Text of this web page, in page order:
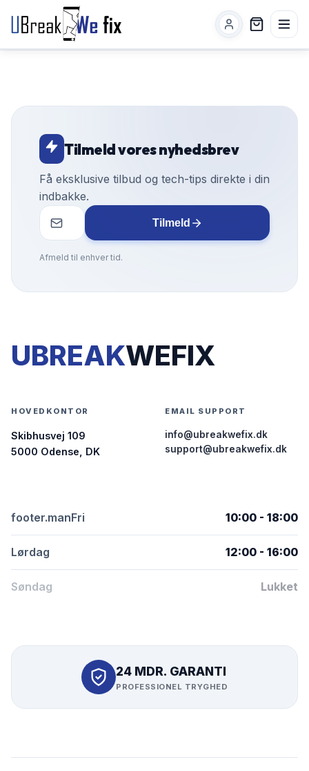
Tilmeld vores nyhedsbrev
Få eksklusive tilbud og tech-tips direkte i din
indbakke.
Tilmeld
Afmeld til enhver tid.
UBREAKWEFIX
HOVEDKONTOR
Skibhusvej 109
5000 Odense, DK
EMAIL SUPPORT
info@ubreakwefix.dk
support@ubreakwefix.dk
footer.manFri 10:00 - 18:00
Lørdag 12:00 - 16:00
Søndag Lukket
24 MDR. GARANTI
PROFESSIONEL TRYGHED